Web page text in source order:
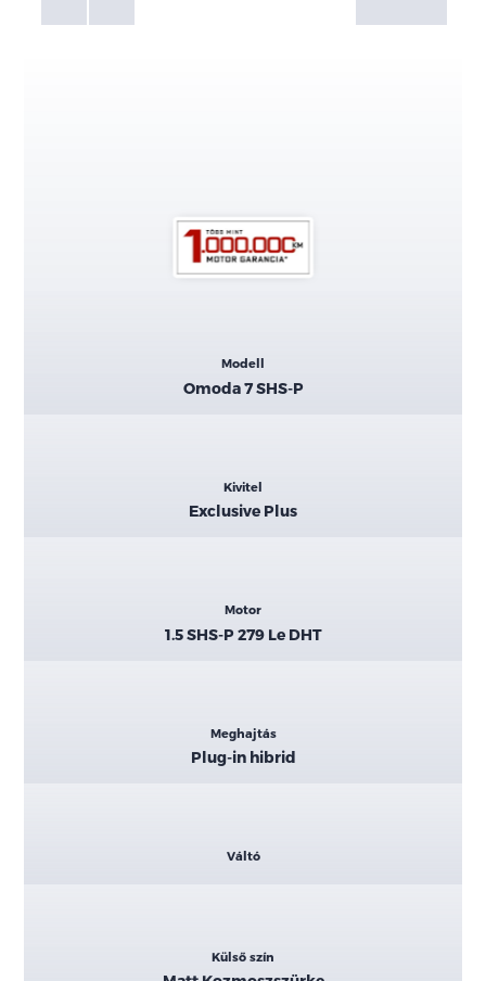
Modell
Omoda 7 SHS-P
Kivitel
Exclusive Plus
Motor
1.5 SHS-P 279 Le DHT
Meghajtás
Plug-in hibrid
Váltó
Külső szín